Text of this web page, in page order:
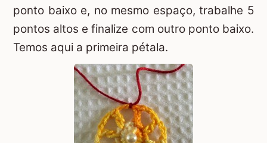
ponto baixo e, no mesmo espaço, trabalhe 5
pontos altos e finalize com outro ponto baixo.
Temos aqui a primeira pétala.